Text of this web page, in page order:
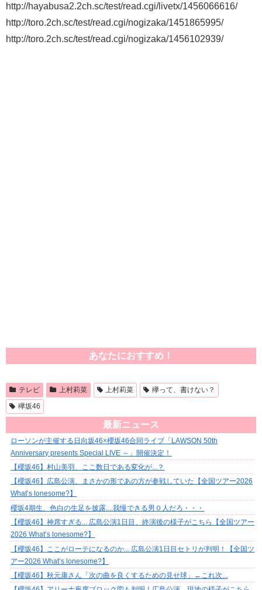
http://hayabusa2.2ch.sc/test/read.cgi/livetx/1456066616/
http://toro.2ch.sc/test/read.cgi/nogizaka/1451865995/
http://toro.2ch.sc/test/read.cgi/nogizaka/1456102939/
あなたにおすすめ！
テレビ 上村莉菜 上村莉菜
欅って、書けない？
欅坂46
最新ニュース
ローソンが主催する日向坂46×櫻坂46合同ライブ「LAWSON 50th
Anniversary presents Special LIVE ～」開催決定！
【櫻坂46】村山美羽、ここ数日である変化が...？
【櫻坂46】広島公演、まさかの形であの方が参戦していた【全国ツアー2026
What’s lonesome?】
櫻坂4期生、色白の生足を披露....我慢できる男０人だろ・・・
【櫻坂46】神席すぎる... 広島公演1日目、終演後の様子がこちら【全国ツアー
2026 What’s lonesome?】
【櫻坂46】ここがローテになるのか... 広島公演1日目セトリが判明！【全国ツ
アー2026 What’s lonesome?】
【櫻坂46】秋元康さん「次の曲を良くするための見せ球」←これ次...